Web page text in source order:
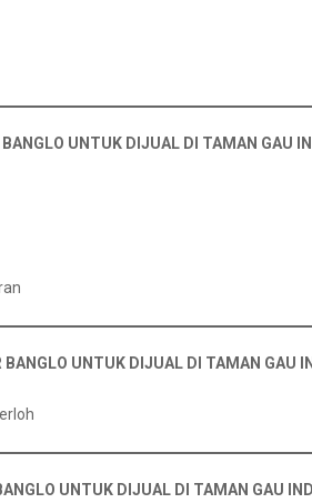
BANGLO UNTUK DIJUAL DI TAMAN GAU
BANGLO UNTUK DIJUAL DI TAMAN GAU
UNTUK DIJUAL DI TAMAN GAU